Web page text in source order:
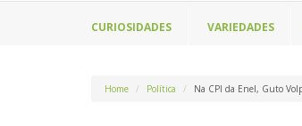
CURIOSIDADES VARIEDADES
Home Política Na CPI da Enel, Guto